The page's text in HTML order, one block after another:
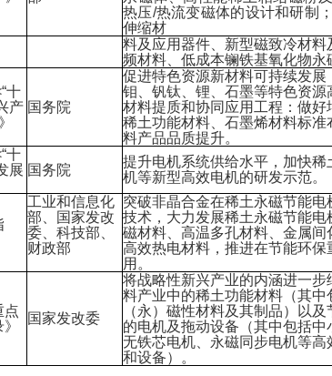
热压/热流变磁体的设计和研制
伸缩材
料及应用器件、新型磁致冷材料
频材料、低成本镧铁基氧化物永
十
产 国务院
促进特色资源新材料可持续发展
钼、钒钛、锂、石墨等特色资源
材料提质和协同应用工程：做好
稀土功能材料、石墨烯材料标准
料产品品质提升。
十
展 国务院
提升电机系统供给水平，加快稀
机等新型高效电机的研发示范。
工业和信息化
部、国家发改
委、科技部、
财政部
突破非晶合金在稀土永磁节能电
技术，大力发展稀土永磁节能电
磁材料、高温多孔材料、金属间
高效热电材料，推进在节能环保
用。
点
国家发改委
将战略性新兴产业的内涵进一步
料产业中的稀土功能材料（其中
（永）磁性材料及其制品）以
的电机及拖动设备（其中包括中
无铁芯电机、永磁同步电机等高
和设备）。